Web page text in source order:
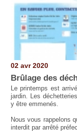
02 avr 2020
Brûlage des
Le printemps est
jardin. Les
y être emmenés.
Nous vous rappelons
interdit par arrêté